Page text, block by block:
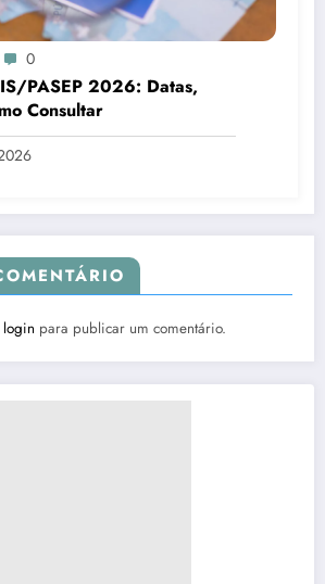
0
PASEP 2026: Datas,
Consultar
login para publicar um comentário.